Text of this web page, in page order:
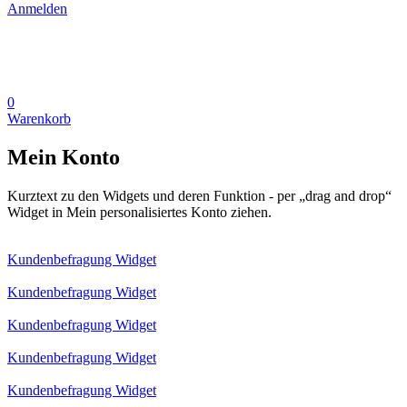
Anmelden
0
Warenkorb
Mein Konto
Kurztext zu den Widgets und deren Funktion - per „drag and drop“
Widget in Mein personalisiertes Konto ziehen.
Kundenbefragung Widget
Kundenbefragung Widget
Kundenbefragung Widget
Kundenbefragung Widget
Kundenbefragung Widget